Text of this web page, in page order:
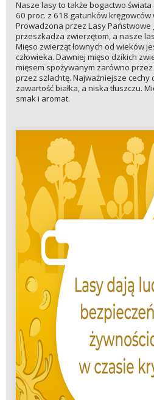
Nasze lasy to także bogactwo świata
60 proc. z 618 gatunków kręgowców
Prowadzona przez Lasy
przeszkadza zwierzętom, a nasze
Mięso zwierząt łownych od wieków
człowieka. Dawniej mięso dzikich
mięsem spożywanym zarówno przez
przez szlachtę. Najważniejsze cechy
zawartość białka, a niska tłuszczu.
smak i aromat.